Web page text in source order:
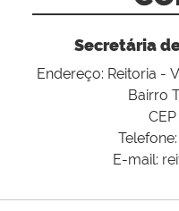
Secretária
Endereço: Reitoria -
Bairro
E-mail: